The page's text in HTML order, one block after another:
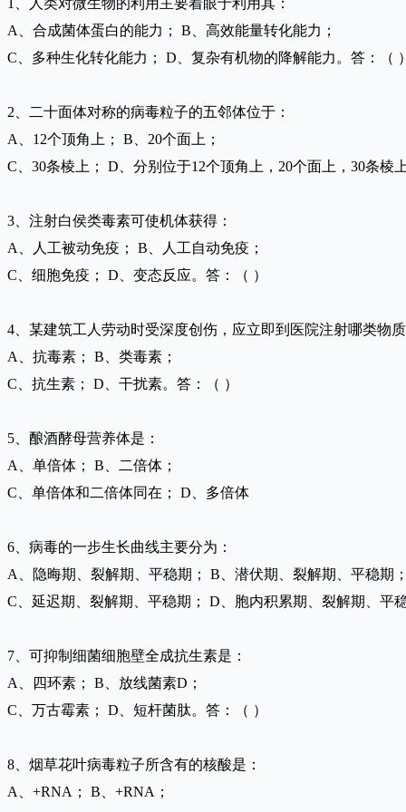
A、合成菌体蛋白的能力； B、高效能量转化能力；
C、多种生化转化能力； D、复杂有机物的降解能力。答：（ ）
2、二十面体对称的病毒粒子的五邻体位于：
A、12个顶角上； B、20个面上；
C、30条棱上； D、分别位于12个顶角上，20个面上，30条棱
3、注射白侯类毒素可使机体获得：
A、人工被动免疫； B、人工自动免疫；
C、细胞免疫； D、变态反应。答：（ ）
4、某建筑工人劳动时受深度创伤，应立即到医院注射哪类物质
A、抗毒素； B、类毒素；
C、抗生素； D、干扰素。答：（ ）
5、酿酒酵母营养体是：
A、单倍体； B、二倍体；
C、单倍体和二倍体同在； D、多倍体
6、病毒的一步生长曲线主要分为：
A、隐晦期、裂解期、平稳期； B、潜伏期、裂解期、平稳期；
C、延迟期、裂解期、平稳期； D、胞内积累期、裂解期、平稳
7、可抑制细菌细胞壁全成抗生素是：
A、四环素； B、放线菌素D；
C、万古霉素； D、短杆菌肽。答：（ ）
8、烟草花叶病毒粒子所含有的核酸是：
A、+RNA； B、+RNA；